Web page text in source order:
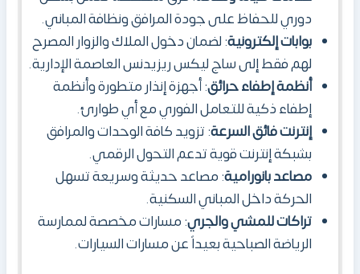
دوري للحفاظ على جودة المرافق ونظافة المباني.
بوابات إلكترونية: لضمان دخول الملاك والزوار المصرح
لهم فقط إلى ساج ليكس ريزيدنس العاصمة الإدارية.
أنظمة إطفاء حرائق: أجهزة إنذار متطورة وأنظمة
إطفاء ذكية للتعامل الفوري مع أي طوارئ.
إنترنتفائق السرعة: تزويد كافة الوحدات والمرافق
بشبكة إنترنت قوية تدعم التحول الرقمي.
مصاعد بانورامية: مصاعد حديثة وسريعة تسهل
الحركة داخل المباني السكنية.
تراكات للمشي والجري: مسارات مخصصة لممارسة
الرياضة الصباحية بعيداً عن مسارات السيارات.